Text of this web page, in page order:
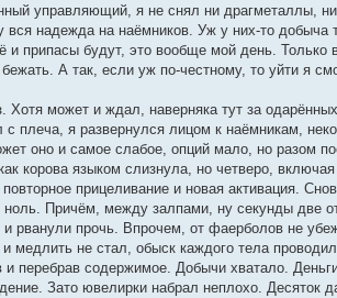
управляющий, я не снял ни драгметаллы,
надежда на наёмников. Уж у них-то добыча
припасы будут, это вообще мой день.
А так, если уж по-честному, то уйти я
Хотя может и ждал, наверняка тут за
плеча, я развернулся лицом к наёмникам,
оно и самое слабое, опций мало, но разом
корова языком слизнула, но четверо,
прицеливание и новая активация.
Причём, между залпами, ну секунды две
и рванули прочь. Впрочем, от фаерболов не
не стал, обыск каждого тела
перебрав содержимое. Добычи хватало.
Зато ювелирки набрал неплохо. Десяток